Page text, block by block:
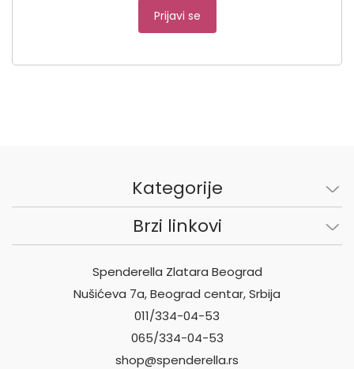
Prijavi se
Kategorije
Brzi linkovi
Spenderella Zlatara Beograd
Nušićeva 7a, Beograd centar, Srbija
011/334-04-53
065/334-04-53
shop@spenderella.rs